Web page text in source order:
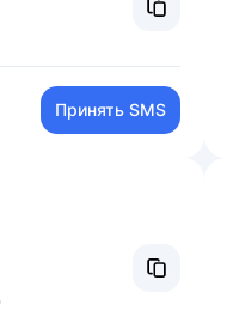
Принять SMS